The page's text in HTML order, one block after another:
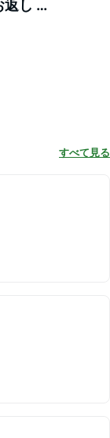
し お
直販
すべて見る